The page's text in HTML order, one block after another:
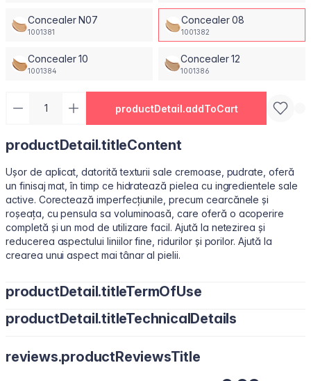
Concealer N07
1001381
Concealer 08
1001382
Concealer 10
1001384
Concealer 12
1001386
productDetail.addToCart
productDetail.titleContent
Ușor de aplicat, datorită texturii sale cremoase, pudrate, oferă
un finisaj mat, în timp ce hidratează pielea cu ingredientele sale
active. Corectează imperfecțiunile, precum cearcănele și
roșeața, cu pensula sa voluminoasă, care oferă o acoperire
completă și un mod de utilizare facil. Ajută la netezirea și
reducerea aspectului liniilor fine, ridurilor și porilor. Ajută la
crearea unui aspect mai tânar al pielii.
productDetail.titleTermOfUse
Aplicați puncte mici sub ochi sau pe zonele necesare cu vârful
productDetail.titleTechnicalDetails
Glycol, Peg-10 Dimethicone, Dimethicone, Polymethyl
reviews.productReviewsTitle